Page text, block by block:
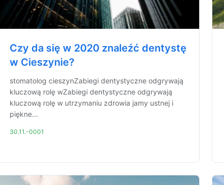
Czy da się w 2020 znaleźć dentystę
w Cieszynie?
stomatolog cieszynZabiegi dentystyczne odgrywają
kluczową rolę wZabiegi dentystyczne odgrywają
kluczową rolę w utrzymaniu zdrowia jamy ustnej i
piękne...
30.11.-0001